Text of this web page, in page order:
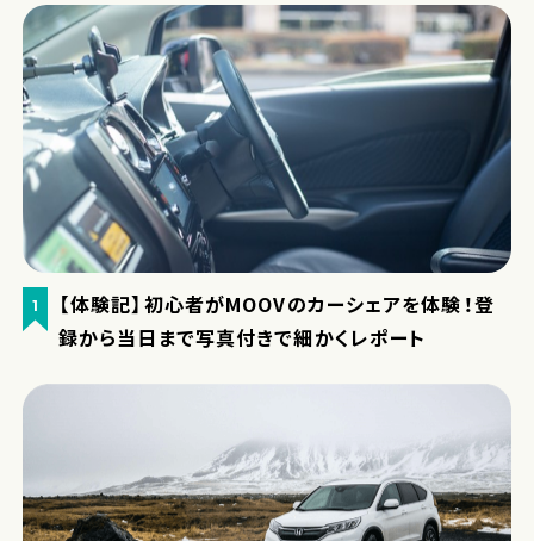
1
【体験記】初心者がMOOVのカーシェアを体験！登
録から当日まで写真付きで細かくレポート